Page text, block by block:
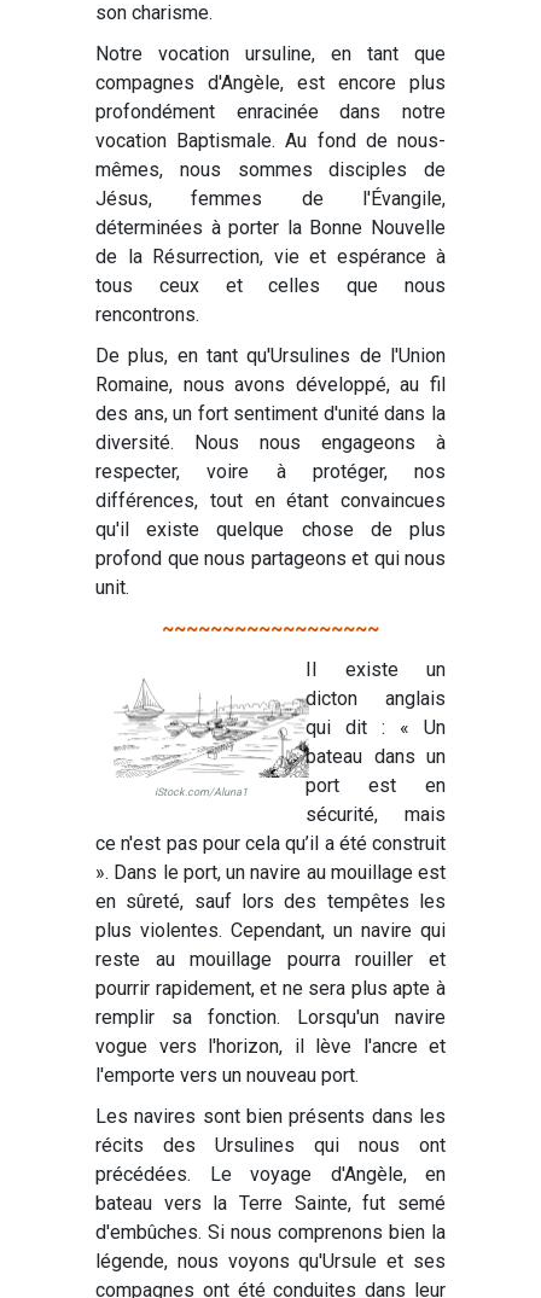
son charisme.
Notre vocation ursuline, en tant que
compagnes d'Angèle, est encore plus
profondément enracinée dans notre
vocation Baptismale. Au fond de nous-
mêmes, nous sommes disciples de
Jésus, femmes de l'Évangile,
déterminées à porter la Bonne Nouvelle
de la Résurrection, vie et espérance à
tous ceux et celles que nous
rencontrons.
De plus, en tant qu'Ursulines de l'Union
Romaine, nous avons développé, au fil
des ans, un fort sentiment d'unité dans la
diversité. Nous nous engageons à
respecter, voire à protéger, nos
différences, tout en étant convaincues
qu'il existe quelque chose de plus
profond que nous partageons et qui nous
unit.
~~~~~~~~~~~~~~~~~~
iStock.com/Aluna1
Il existe un
dicton anglais
qui dit : « Un
bateau dans un
port est en
sécurité, mais
ce n'est pas pour cela qu’il a été construit
». Dans le port, un navire au mouillage est
en sûreté, sauf lors des tempêtes les
plus violentes. Cependant, un navire qui
reste au mouillage pourra rouiller et
pourrir rapidement, et ne sera plus apte à
remplir sa fonction. Lorsqu'un navire
vogue vers l'horizon, il lève l'ancre et
l'emporte vers un nouveau port.
Les navires sont bien présents dans les
récits des Ursulines qui nous ont
précédées. Le voyage d'Angèle, en
bateau vers la Terre Sainte, fut semé
d'embûches. Si nous comprenons bien la
légende, nous voyons qu'Ursule et ses
compagnes ont été conduites dans leur